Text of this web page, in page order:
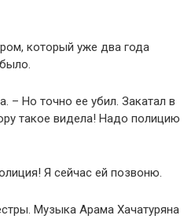
который уже два года
– Но точно ее yбил. Закатал в
такое видела! Надо полицию
Я сейчас ей позвоню.
Музыка Арама Хачатуряна